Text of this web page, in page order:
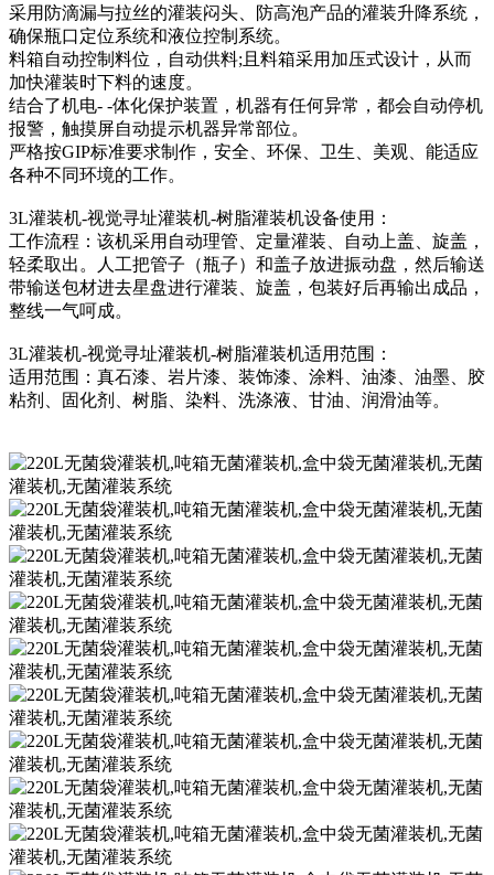
采用防滴漏与拉丝的灌装闷头、防高泡产品的灌装升降系统，
确保瓶口定位系统和液位控制系统。
料箱自动控制料位，自动供料;且料箱采用加压式设计，从而
加快灌装时下料的速度。
结合了机电- -体化保护装置，机器有任何异常，都会自动停机
报警，触摸屏自动提示机器异常部位。
严格按GIP标准要求制作，安全、环保、卫生、美观、能适应
各种不同环境的工作。
3L灌装机-视觉寻址灌装机-树脂灌装机设备使用：
工作流程：该机采用自动理管、定量灌装、自动上盖、旋盖，
轻柔取出。人工把管子（瓶子）和盖子放进振动盘，然后输送
带输送包材进去星盘进行灌装、旋盖，包装好后再输出成品，
整线一气呵成。
3L灌装机-视觉寻址灌装机-树脂灌装机适用范围：
适用范围：真石漆、岩片漆、装饰漆、涂料、油漆、油墨、胶
粘剂、固化剂、树脂、染料、洗涤液、甘油、润滑油等。